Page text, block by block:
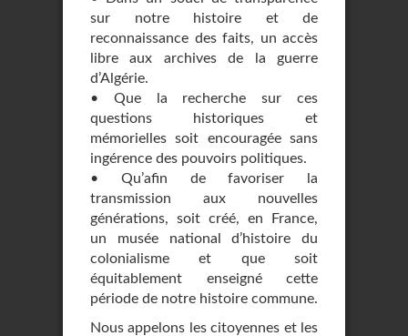
sur notre histoire et de
reconnaissance des faits, un accès
libre aux archives de la guerre
d’Algérie.
• Que la recherche sur ces
questions historiques et
mémorielles soit encouragée sans
ingérence des pouvoirs politiques.
• Qu’afin de favoriser la
transmission aux nouvelles
générations, soit créé, en France,
un musée national d’histoire du
colonialisme et que soit
équitablement enseigné cette
période de notre histoire commune.
Nous appelons les citoyennes et les